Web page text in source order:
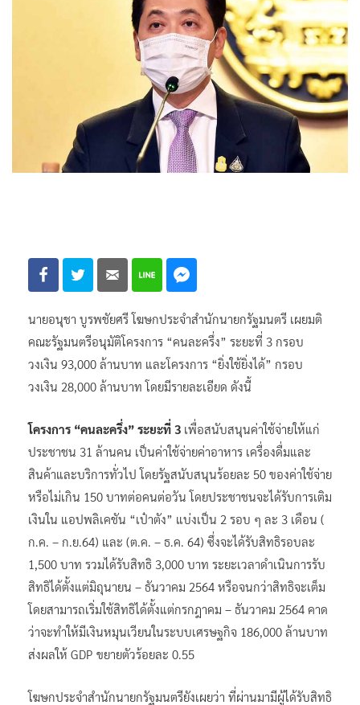
นายอนุชา บูรพชัยศรี โฆษกประจำสำนักนายกรัฐมนตรี เผยมติ
คณะรัฐมนตรีอนุมัติโครงการ “คนละครึ่ง” ระยะที่ 3 กรอบ
วงเงิน 93,000 ล้านบาท และโครงการ “ยิ่งใช้ยิ่งได้” กรอบ
วงเงิน 28,000 ล้านบาท โดยมีรายละเอียด ดังนี้
โครงการ “คนละครึ่ง” ระยะที่ 3 เพื่อสนับสนุนค่าใช้จ่ายให้แก่
ประชาชน 31 ล้านคน เป็นค่าใช้จ่ายค่าอาหาร เครื่องดื่มและ
สินค้าและบริการทั่วไป โดยรัฐสนับสนุนร้อยละ 50 ของค่าใช้จ่าย
หรือไม่เกิน 150 บาทต่อคนต่อวัน โดยประชาชนจะได้รับการเติม
เงินใน แอปพลิเคชัน “เป๋าตัง” แบ่งเป็น 2 รอบ ๆ ละ 3 เดือน (
ก.ค. – ก.ย.64) และ (ต.ค. – ธ.ค. 64) ซึ่งจะได้รับสิทธิรอบละ
1,500 บาท รวมได้รับสิทธิ 3,000 บาท ระยะเวลาดำเนินการรับ
สิทธิได้ตั้งแต่มิถุนายน – ธันวาคม 2564 หรือจนกว่าสิทธิจะเต็ม
โดยสามารถเริ่มใช้สิทธิได้ตั้งแต่กรกฎาคม – ธันวาคม 2564 คาด
ว่าจะทำให้มีเงินหมุนเวียนในระบบเศรษฐกิจ 186,000 ล้านบาท
ส่งผลให้ GDP ขยายตัวร้อยละ 0.55
โฆษกประจำสำนักนายกรัฐมนตรียังเผยว่า ที่ผ่านมามีผู้ได้รับสิทธิ